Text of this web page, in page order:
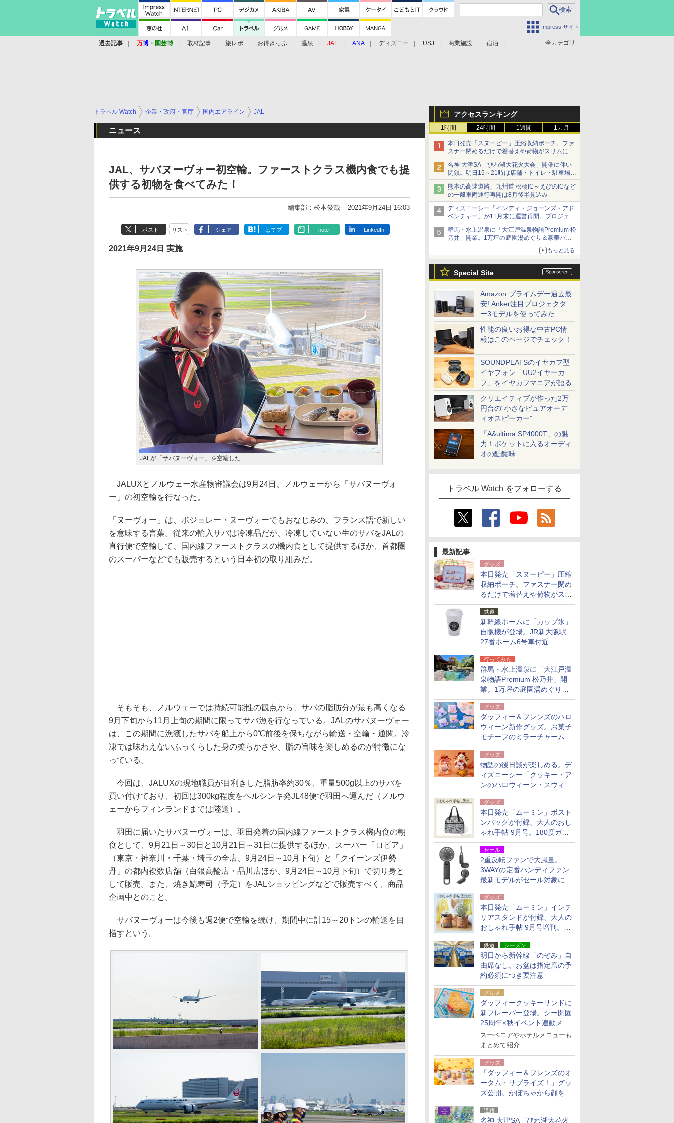
Impress サイト
全カテゴリ
過去記事 万博 ・ 園芸博 取材記事 旅レポ お得きっぷ 温泉 JAL ANA ディズニー USJ 商業施設 宿泊
アクセスランキング
1時間 24時間 1週間 1カ月
本日発売「スヌーピー」圧縮収納ポーチ。ファ
スナー閉めるだけで着替えや荷物がスリムにま
とまる
名神 大津SA「びわ湖大花火大会」開催に伴い
閉鎖。明日15～21時は店舗・トイレ・駐車場の
利用不可
熊本の高速道路、九州道 松橋IC～えびのICなど
の一般車両通行再開は8月後半見込み
ディズニーシー「インディ・ジョーンズ・アド
ベンチャー」が11月末に運営再開。プロジェク
ションマッピングを追加、DPAは1500円
群馬・水上温泉に「大江戸温泉物語Premium 松
乃井」開業。1万坪の庭園湯めぐり＆豪華バイ
もっと見る
Special Site
Amazon プライムデー過去最
安! Anker注目プロジェクタ
ー3モデルを使ってみた
性能の良いお得な中古PC情
報はこのページでチェック！
SOUNDPEATSのイヤカフ型
イヤフォン「UU2イヤーカ
フ」をイヤカフマニアが語る
クリエイティブが作った2万
円台の“小さなピュアオーデ
ィオスピーカー”
「A&ultima SP4000T」の魅
力！ポケットに入るオーディ
オの醍醐味
トラベル Watch をフォローする
最新記事
グッズ
本日発売「スヌーピー」圧縮
収納ポーチ。ファスナー閉め
るだけで着替えや荷物がスリ
ムにまとまる
鉄道
新幹線ホームに「カップ氷」
自販機が登場。JR新大阪駅
27番ホーム6号車付近
行ってみた
群馬・水上温泉に「大江戸温
泉物語Premium 松乃井」開
業。1万坪の庭園湯めぐり＆
豪華バイキングを体験してき
た！
グッズ
ダッフィー＆フレンズのハロ
ウィーン新作グッズ。お菓子
モチーフのミラーチャーム/
デザインポーチほか
グッズ
物語の後日談が楽しめる。デ
ィズニーシー「クッキー・ア
ンのハロウィーン・スウィー
トサプライズ」限定グッズ公
開グッズ
本日発売「ムーミン」ボスト
ンバッグが付録、大人のおし
ゃれ手帖 9月号。180度ガバ
ッと開いて大容量
セール
2重反転ファンで大風量。
3WAYの定番ハンディファン
最新モデルがセール対象に
グッズ
本日発売「ムーミン」インテ
リアスタンドが付録、大人の
おしゃれ手帖 9月号増刊。レ
ザー調で高級感ある2個セッ
ト鉄道 シーズン
明日から新幹線「のぞみ」自
由席なし。お盆は指定席の予
約必須につき要注意
グルメ
ダッフィークッキーサンドに
新フレーバー登場。シー開園
25周年×秋イベント連動メニ
ュー
スーベニアやホテルメニューも
まとめて紹介
グッズ
「ダッフィー＆フレンズのオ
ータム・サプライズ！」グッ
ズ公開。かぼちゃから顔をの
ぞかせたぬいぐるみチャーム
ほか
道路
名神 大津SA「びわ湖大花火
トラベル Watch 企業・政府・官庁 国内エアライン JAL
ニュース
JAL、サバヌーヴォー初空輸。ファーストクラス機内食でも提
供する初物を食べてみた！
編集部：松本俊哉 2021年9月24日 16:03
ポスト リスト シェア はてブ note LinkedIn
2021年9月24日 実施
JALが「サバヌーヴォー」を空輸した
JALUXとノルウェー水産物審議会は9月24日、ノルウェーから「サバヌーヴォ
ー」の初空輸を行なった。
「ヌーヴォー」は、ボジョレー・ヌーヴォーでもおなじみの、フランス語で新しい
を意味する言葉。従来の輸入サバは冷凍品だが、冷凍していない生のサバをJALの
直行便で空輸して、国内線ファーストクラスの機内食として提供するほか、首都圏
のスーパーなどでも販売するという日本初の取り組みだ。
そもそも、ノルウェーでは持続可能性の観点から、サバの脂肪分が最も高くなる
9月下旬から11月上旬の期間に限ってサバ漁を行なっている。JALのサバヌーヴォー
は、この期間に漁獲したサバを船上から0℃前後を保ちながら輸送・空輸・通関。冷
凍では味わえないふっくらした身の柔らかさや、脂の旨味を楽しめるのが特徴にな
っている。
今回は、JALUXの現地職員が目利きした脂肪率約30％、重量500g以上のサバを
買い付けており、初回は300kg程度をヘルシンキ発JL48便で羽田へ運んだ（ノルウ
ェーからフィンランドまでは陸送）。
羽田に届いたサバヌーヴォーは、羽田発着の国内線ファーストクラス機内食の朝
食として、9月21日～30日と10月21日～31日に提供するほか、スーパー「ロピア」
（東京・神奈川・千葉・埼玉の全店、9月24日～10月下旬）と「クイーンズ伊勢
丹」の都内複数店舗（白銀高輪店・品川店ほか、9月24日～10月下旬）で切り身と
して販売。また、焼き鯖寿司（予定）をJALショッピングなどで販売すべく、商品
企画中とのこと。
サバヌーヴォーは今後も週2便で空輸を続け、期間中に計15～20トンの輸送を目
指すという。